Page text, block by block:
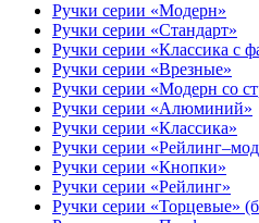
Ручки серии «Модерн»
Ручки серии «Стандарт»
Ручки серии «Классика с
Ручки серии «Врезные»
Ручки серии «Модерн со
Ручки серии «Алюминий»
Ручки серии «Классика»
Ручки серии
Ручки серии «Кнопки»
Ручки серии «Рейлинг»
Ручки серии «Торцевые»